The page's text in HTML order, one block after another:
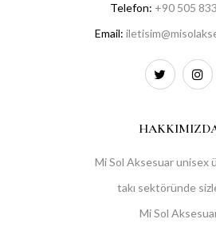
Telefon: +90 505
Email:
Mi Sol Aksesuar unisex
takı sektöründe
Mi Sol